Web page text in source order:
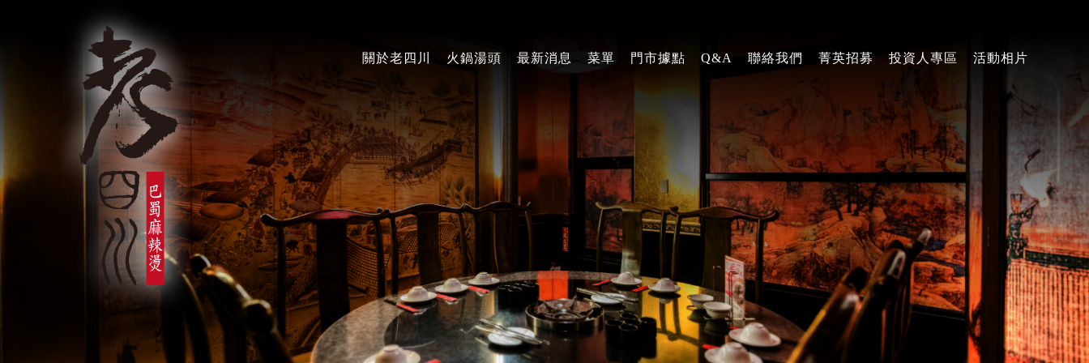
關於老四川 火鍋湯頭 最新消息 菜單 門市據點 Q&A 聯絡我們 菁英招募 投資人專區 活動相片